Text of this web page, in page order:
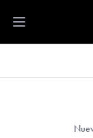
Open main menu